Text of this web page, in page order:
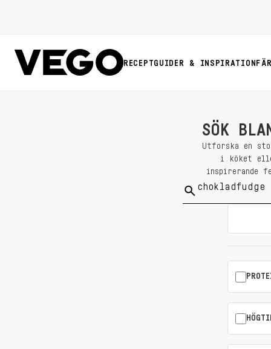
RECEPTGUIDER & INSPIRATION
SÖK
Utforska en
i köket
inspirerande
Sök